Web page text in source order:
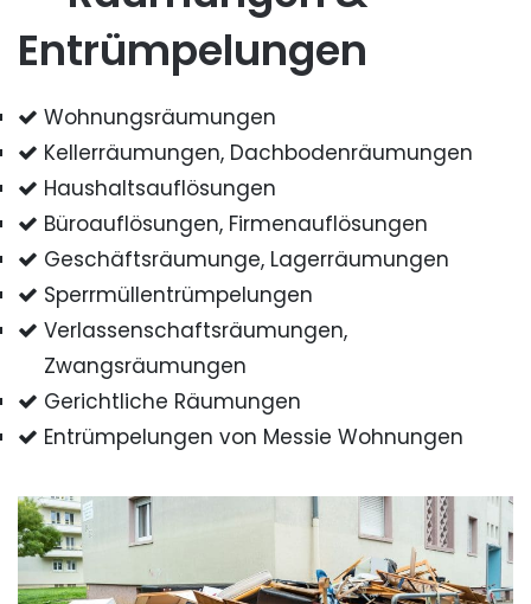
Entrümpelungen
Wohnungsräumungen
Kellerräumungen, Dachbodenräumungen
Haushaltsauflösungen
Büroauflösungen, Firmenauflösungen
Geschäftsräumunge, Lagerräumungen
Sperrmüllentrümpelungen
Verlassenschaftsräumungen,
Zwangsräumungen
Gerichtliche Räumungen
Entrümpelungen von Messie Wohnungen